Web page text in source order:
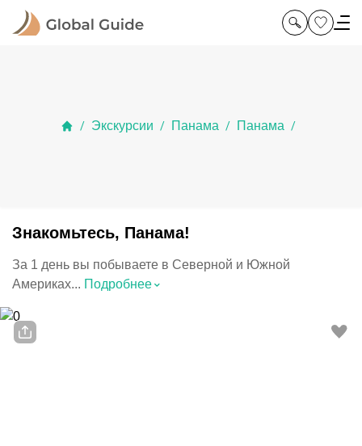
/ Экскурсии / Панама / Панама /
Знакомьтесь, Панама!
За 1 день вы побываете в Северной и Южной
Америках... Подробнее⌃